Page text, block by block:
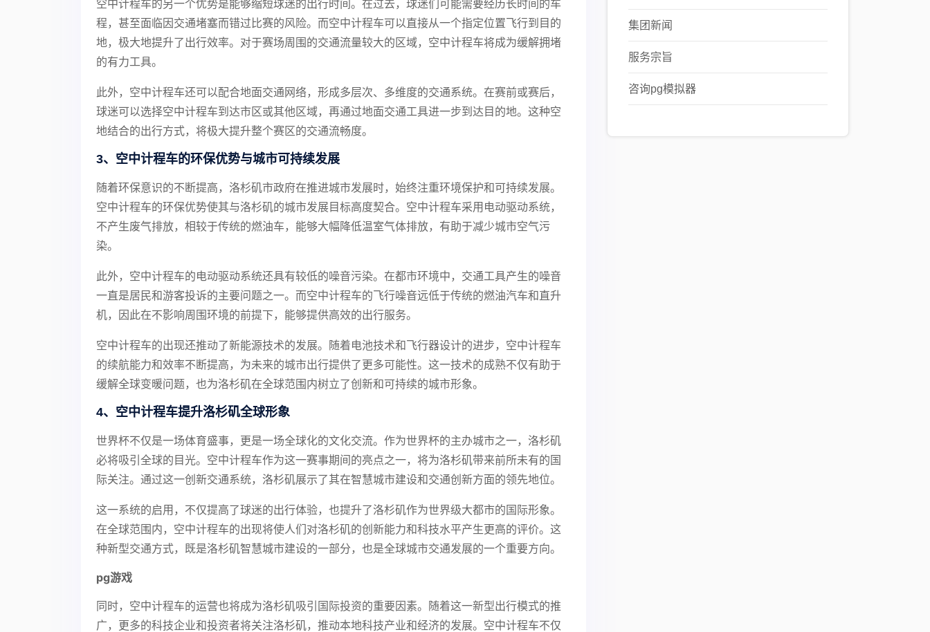
空中计程车的另一个优势是能够缩短球迷的出行时间。在过去，球迷们可能需要经历长时间的车
程，甚至面临因交通堵塞而错过比赛的风险。而空中计程车可以直接从一个指定位置飞行到目的
地，极大地提升了出行效率。对于赛场周围的交通流量较大的区域，空中计程车将成为缓解拥堵
的有力工具。
此外，空中计程车还可以配合地面交通网络，形成多层次、多维度的交通系统。在赛前或赛后，
球迷可以选择空中计程车到达市区或其他区域，再通过地面交通工具进一步到达目的地。这种空
地结合的出行方式，将极大提升整个赛区的交通流畅度。
3、空中计程车的环保优势与城市可持续发展
随着环保意识的不断提高，洛杉矶市政府在推进城市发展时，始终注重环境保护和可持续发展。
空中计程车的环保优势使其与洛杉矶的城市发展目标高度契合。空中计程车采用电动驱动系统，
不产生废气排放，相较于传统的燃油车，能够大幅降低温室气体排放，有助于减少城市空气污
染。
此外，空中计程车的电动驱动系统还具有较低的噪音污染。在都市环境中，交通工具产生的噪音
一直是居民和游客投诉的主要问题之一。而空中计程车的飞行噪音远低于传统的燃油汽车和直升
机，因此在不影响周围环境的前提下，能够提供高效的出行服务。
空中计程车的出现还推动了新能源技术的发展。随着电池技术和飞行器设计的进步，空中计程车
的续航能力和效率不断提高，为未来的城市出行提供了更多可能性。这一技术的成熟不仅有助于
缓解全球变暖问题，也为洛杉矶在全球范围内树立了创新和可持续的城市形象。
4、空中计程车提升洛杉矶全球形象
世界杯不仅是一场体育盛事，更是一场全球化的文化交流。作为世界杯的主办城市之一，洛杉矶
必将吸引全球的目光。空中计程车作为这一赛事期间的亮点之一，将为洛杉矶带来前所未有的国
际关注。通过这一创新交通系统，洛杉矶展示了其在智慧城市建设和交通创新方面的领先地位。
这一系统的启用，不仅提高了球迷的出行体验，也提升了洛杉矶作为世界级大都市的国际形象。
在全球范围内，空中计程车的出现将使人们对洛杉矶的创新能力和科技水平产生更高的评价。这
种新型交通方式，既是洛杉矶智慧城市建设的一部分，也是全球城市交通发展的一个重要方向。
pg游戏
同时，空中计程车的运营也将成为洛杉矶吸引国际投资的重要因素。随着这一新型出行模式的推
广，更多的科技企业和投资者将关注洛杉矶，推动本地科技产业和经济的发展。空中计程车不仅
集团新闻
服务宗旨
咨询pg模拟器